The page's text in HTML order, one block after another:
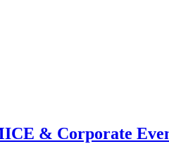
& Corporate